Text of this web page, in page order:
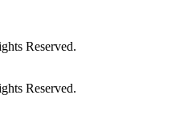
Reserved.
Reserved.